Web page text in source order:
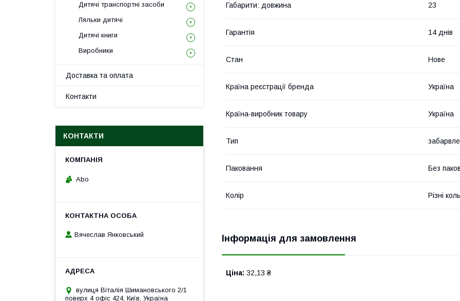
Габарити: довжина 23
Гарантія 14 днів
Стан Нове
Країна реєстрації бренда Україна
Країна-виробник товару Україна
Тип
Паковання Без
Колір Різні
Інформація для замовлення
Ціна: 32,13 ₴
Дитячі транспортні засоби
Ляльки дитячі
Дитячі книги
Виробники
Доставка та оплата
Контакти
КОНТАКТИ
Abo
Вячеслав Янковський
вулиця Віталія Шимановського 2/1
поверх 4 офіс 424, Київ, Україна